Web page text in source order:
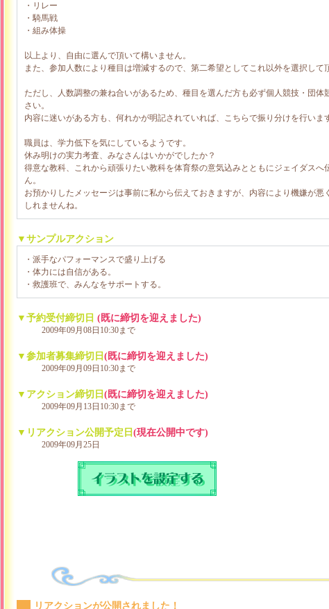
・リレー
・騎馬戦
・組み体操
以上より、自由に選んで頂いて構いません。
また、参加人数により種目は増減するので、第二希望としてこれ以外を選択して
ただし、人数調整の兼ね合いがあるため、種目を選んだ方も必ず個人競技・団
さい。
内容に迷いがある方も、何れかが明記されていれば、こちらで振り分けを行いま
職員は、学力低下を気にしているようです。
休み明けの実力考査、みなさんはいかがでしたか？
得意な教科、これから頑張りたい教科を体育祭の意気込みとともにジェイダス
ん。
お預かりしたメッセージは事前に私から伝えておきますが、内容により機嫌が
しれませんね。
▼サンプルアクション
・派手なパフォーマンスで盛り上げる
・体力には自信がある。
・救護班で、みんなをサポートする。
▼予約受付締切日 (既に締切を迎えました)
2009年09月08日10:30まで
▼参加者募集締切日 (既に締切を迎えました)
2009年09月09日10:30まで
▼アクション締切日 (既に締切を迎えました)
2009年09月13日10:30まで
▼リアクション公開予定日 (現在公開中です)
2009年09月25日
リアクションが公開されました！